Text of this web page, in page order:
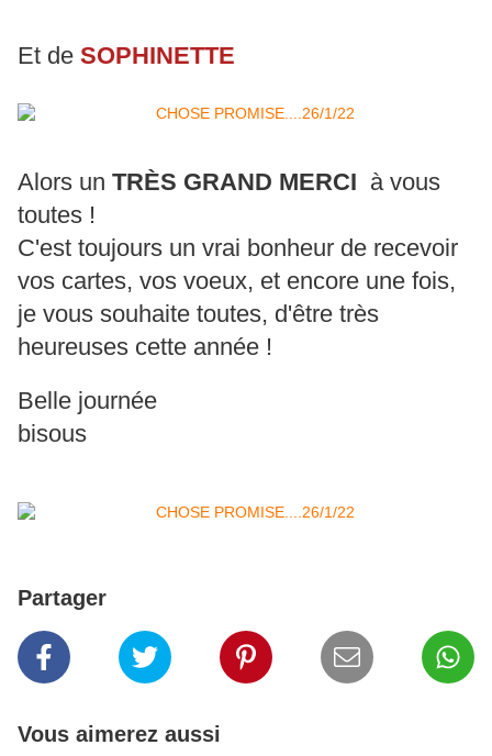
Et de SOPHINETTE
Alors un TRÈS GRAND MERCI à vous
toutes !
C'est toujours un vrai bonheur de recevoir
vos cartes, vos voeux, et encore une fois,
je vous souhaite toutes, d'être très
heureuses cette année !
Belle journée
bisous
Partager
Vous aimerez aussi